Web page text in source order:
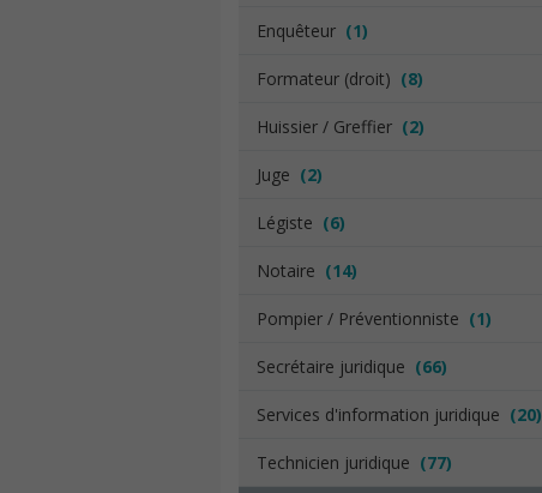
Enquêteur (1)
Formateur (droit) (8)
Huissier / Greffier (2)
Juge (2)
Légiste (6)
Notaire (14)
Pompier / Préventionniste (1)
Secrétaire juridique (66)
Services d'information juridique (20)
Technicien juridique (77)